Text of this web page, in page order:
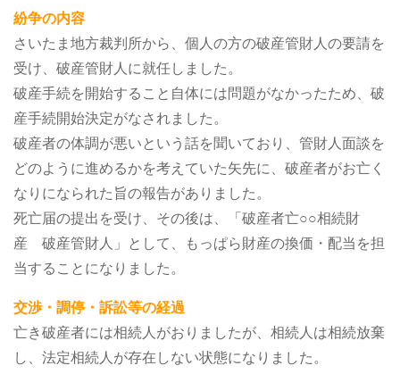
紛争の内容
さいたま地方裁判所から、個人の方の破産管財人の要請を
受け、破産管財人に就任しました。
破産手続を開始すること自体には問題がなかったため、破
産手続開始決定がなされました。
破産者の体調が悪いという話を聞いており、管財人面談を
どのように進めるかを考えていた矢先に、破産者がお亡く
なりになられた旨の報告がありました。
死亡届の提出を受け、その後は、「破産者亡○○相続財
産 破産管財人」として、もっぱら財産の換価・配当を担
当することになりました。
交渉・調停・訴訟等の経過
亡き破産者には相続人がおりましたが、相続人は相続放棄
し、法定相続人が存在しない状態になりました。